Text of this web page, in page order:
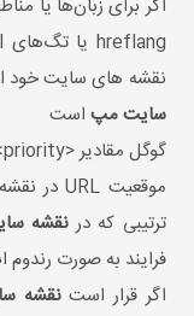
اگر برای زبان‌ها یا
نقشه­ های سایت خود
سایت مپ است
گوگل مقادیر <priority> و <changefreq> را نادیده می گیرد.
ترتیبی که درنقشه
فرایند به صورت
اگر قرار استنقشه